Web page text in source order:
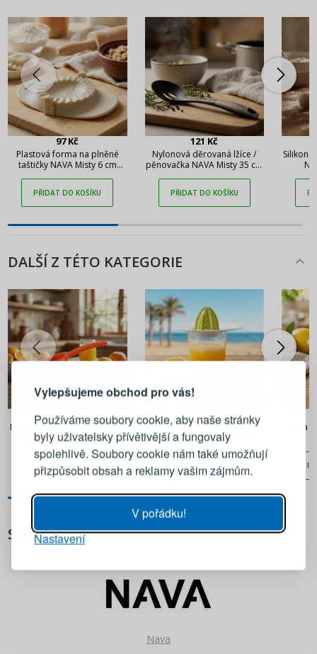
Vylepšujeme obchod pro vás!
Používáme soubory cookie, aby naše stránky
byly uživatelsky přívětivější a fungovaly
spolehlivě. Soubory cookie nám také umožňují
přizpůsobit obsah a reklamy vašim zájmům.
V pořádku!
Nastavení
97 Kč
Plastová forma na plněné
taštičky NAVA Misty 6 cm
PŘIDAT DO KOŠÍKU
121 Kč
Nylonová děrovaná lžíce /
pěnovačka NAVA Misty 35 cm
PŘIDAT DO KOŠÍKU
DALŠÍ Z TÉTO KATEGORIE
202 Kč
Lis na citrusy MONDEX BASIC
KITCHEN 9 x 6 x 23 cm
červený
PŘIDAT DO KOŠÍKU
TESCOMA Presto –
odšťavňovač na citrusové
plody / sítko na louhování
PŘIDAT DO KOŠÍKU
Lis na
SPECIFIKACE
Nava
PŘIHLÁŠENÍ REGISTRACE
Přihlaste se ke svému účtu
Emailová adresa
PŘIHLÁSIT SE
Připomenutí hesla